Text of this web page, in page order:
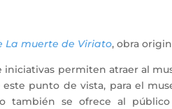
La muerte de Viriato, obra
permiten atraer al
punto de vista, para el
también se ofrece al